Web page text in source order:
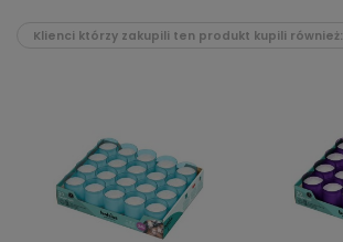
Klienci którzy zakupili ten produkt kupili również: